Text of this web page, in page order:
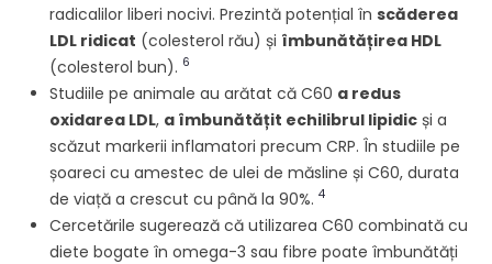
radicalilor liberi nocivi. Prezintă potențial în scăderea
LDL ridicat (colesterol rău) și îmbunătățirea HDL
(colesterol bun). 6
Studiile pe animale au arătat că C60 a redus
oxidarea LDL, a îmbunătățit echilibrul lipidic și a
scăzut markerii inflamatori precum CRP. În studiile pe
șoareci cu amestec de ulei de măsline și C60, durata
de viață a crescut cu până la 90%. 4
Cercetările sugerează că utilizarea C60 combinată cu
diete bogate în omega-3 sau fibre poate îmbunătăți